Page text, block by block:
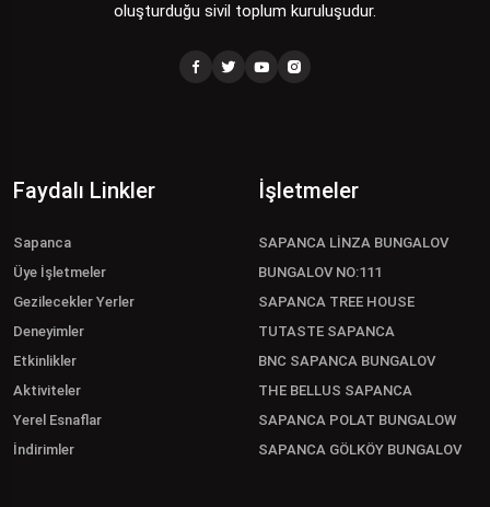
oluşturduğu sivil toplum kuruluşudur.
Faydalı Linkler
Sapanca
Üye İşletmeler
Gezilecekler Yerler
Deneyimler
Etkinlikler
Aktiviteler
Yerel Esnaflar
İndirimler
İşletmeler
SAPANCA LİNZA BUNGALOV
BUNGALOV NO:111
SAPANCA TREE HOUSE
TUTASTE SAPANCA
BNC SAPANCA BUNGALOV
THE BELLUS SAPANCA
SAPANCA POLAT BUNGALOW
SAPANCA GÖLKÖY BUNGALOV